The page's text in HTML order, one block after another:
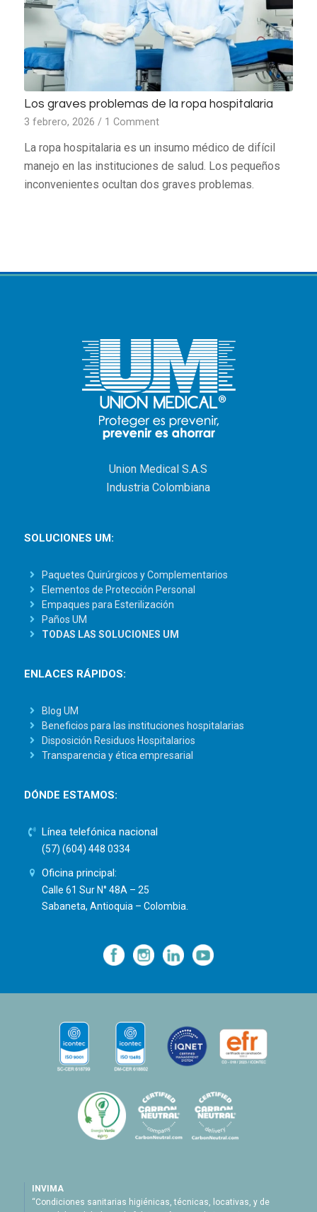
Los graves problemas de la ropa hospitalaria
3 febrero, 2026 / 1 Comment
La ropa hospitalaria es un insumo médico de difícil
manejo en las instituciones de salud. Los pequeños
inconvenientes ocultan dos graves problemas.
Union Medical S.A.S
Industria Colombiana
SOLUCIONES UM:
Paquetes Quirúrgicos y Complementarios
Elementos de Protección Personal
Empaques para Esterilización
Paños UM
TODAS LAS SOLUCIONES UM
ENLACES RÁPIDOS:
Blog UM
Beneficios para las instituciones hospitalarias
Disposición Residuos Hospitalarios
Transparencia y ética empresarial
DÓNDE ESTAMOS:
Línea telefónica nacional
(57) (604) 448 0334
Oficina principal:
Calle 61 Sur N° 48A – 25
Sabaneta, Antioquia – Colombia.
— — —
INVIMA
“Condiciones sanitarias higiénicas, técnicas, locativas, y de